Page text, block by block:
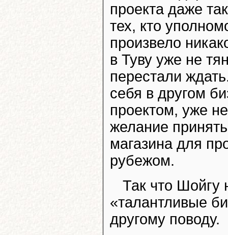
проекта даже
тех, кто
произвело
в Туву уже не
перестали
себя в другом
проектом, уже
желание
магазина для
рубежом.
Так что Шойгу
«талантливые
другому поводу.